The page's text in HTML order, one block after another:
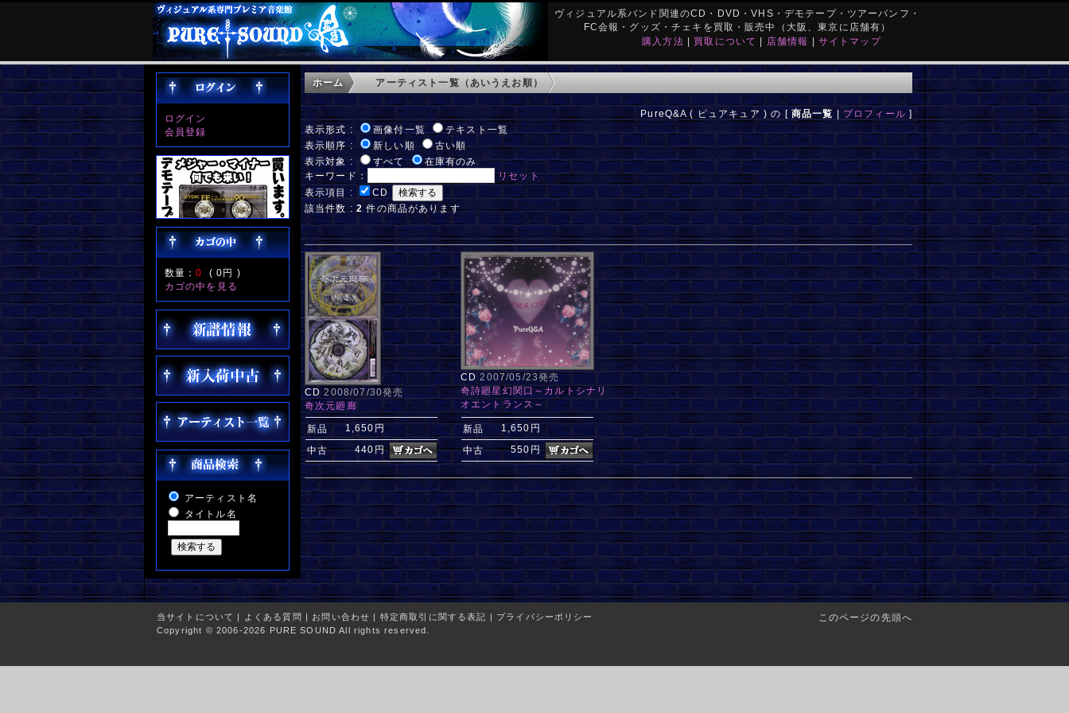
ヴィジュアル系バンド関連のCD・DVD・VHS・デモテープ・ツアーパンフ・
FC会報・グッズ・チェキを買取・販売中（大阪、東京に店舗有）
購入方法 | 買取について | 店舗情報 | サイトマップ
ログイン
会員登録
数量：0 (0円 )
カゴの中を見る
アーティスト名
タイトル名
ホーム アーティスト一覧（あいうえお順）
PureQ&A ( ピュアキュア ) の [ 商品一覧 | プロフィール ]
表示形式 :
画像付一覧
テキスト一覧
表示順序 :
新しい順
古い順
表示対象 :
すべて
在庫有のみ
キーワード：
リセット
表示項目 :
CD
該当件数 :2 件の商品があります
CD2008/07/30発売
奇次元廻廊
CD 2007/05/23発売
奇詩廻星幻関口～カルトシナリ
オエントランス～
新品 1,650円
中古 440円
新品 1,650円
中古 550円
このページの先頭へ
当サイトについて | よくある質問 | お問い合わせ | 特定商取引に関する表記 | プライバシーポリシー
Copyright © 2006-2026 PURE SOUND All rights reserved.